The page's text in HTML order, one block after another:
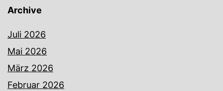
Archive
Juli 2026
Mai 2026
März 2026
Februar 2026